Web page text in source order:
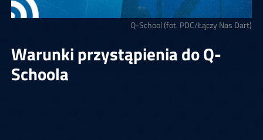
Q-School (fot. PDC/Łączy Nas Dart)
Warunki przystąpienia do Q-
Schoola